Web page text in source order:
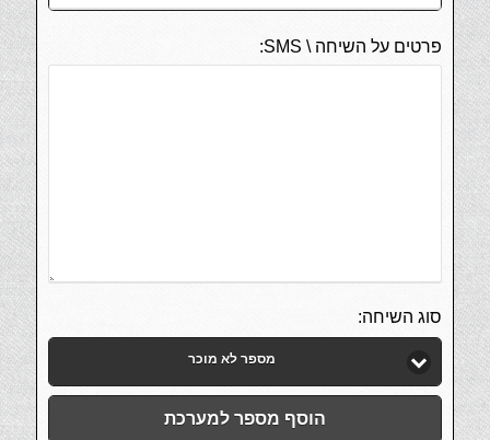
פרטים על השיחה \ SMS:
סוג השיחה:
מספר לא מוכר
הוסף מספר למערכת